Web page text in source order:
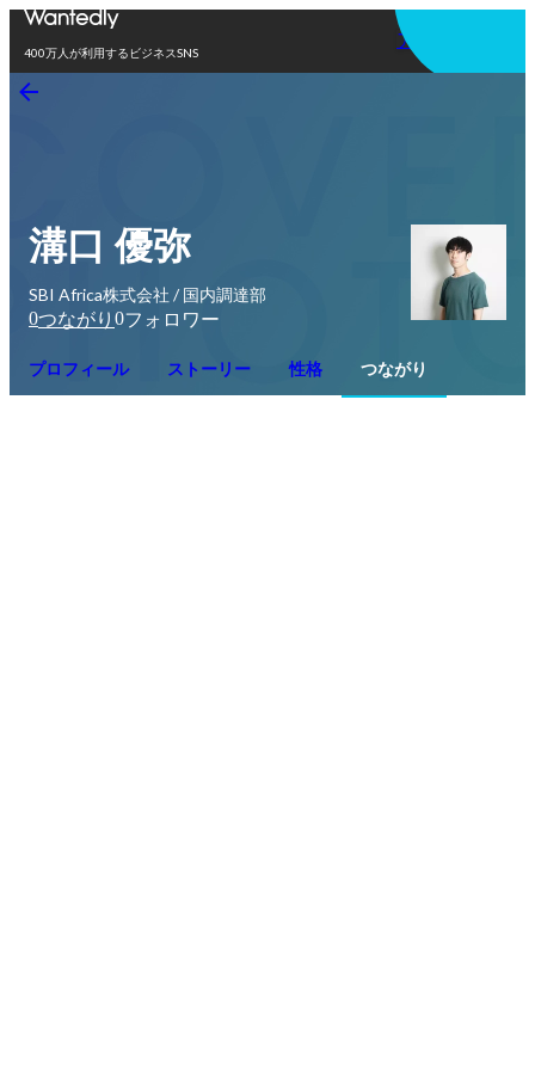
400万人が利用するビジネスSNS
アプリを使う
溝口 優弥
SBI Africa株式会社 / 国内調達部
0つながり 0フォロワー
プロフィール ストーリー 性格 つながり